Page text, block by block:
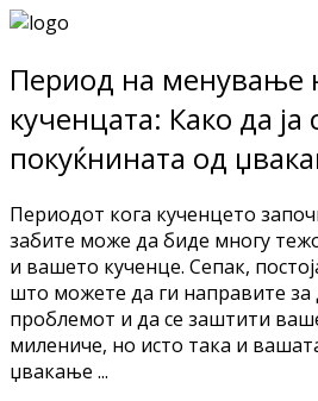
Период на менување
кученцата: Како да ја
покуќнината од
Периодот кога кученцето
забите може да биде многу
и вашето кученце. Сепак,
што можете да ги направите за
проблемот и да се заштити
милениче, но исто така и
џвакање ...